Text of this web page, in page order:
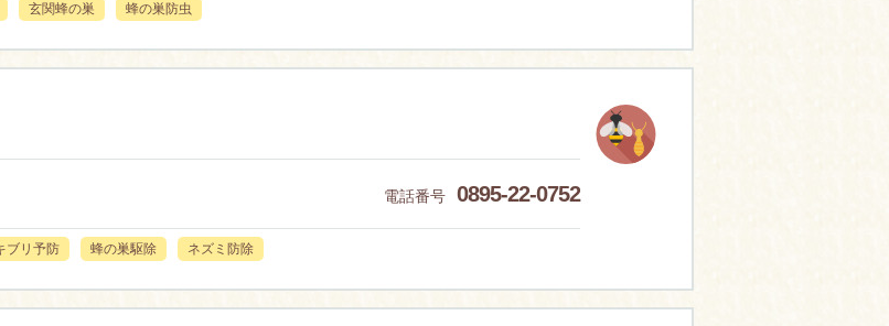
玄関蜂の巣 蜂の巣防虫
電話番号 0895-22-0752
ブリ予防 蜂の巣駆除 ネズミ防除